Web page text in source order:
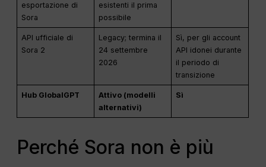
esportazione di
Sora
esistenti il prima
possibile
API ufficiale di
Sora 2
Legacy; termina il
24 settembre
2026
Sì, per gli account
API idonei durante
il periodo di
transizione
Hub GlobalGPT
Attivo (modelli
alternativi)
Sì
Perché Sora non è più